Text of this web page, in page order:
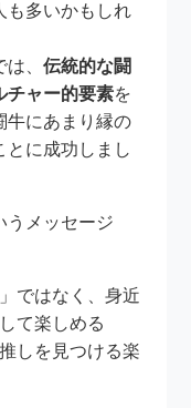
も多いかもしれ
は、伝統的な闘
チャー的要素を
牛にあまり縁の
とに成功しまし
うメッセージ
ではなく、身近
て楽しめる
しを見つける楽